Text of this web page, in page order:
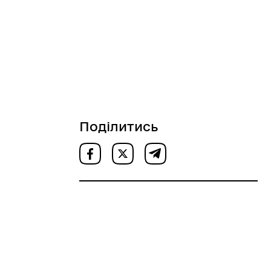
Поділитись